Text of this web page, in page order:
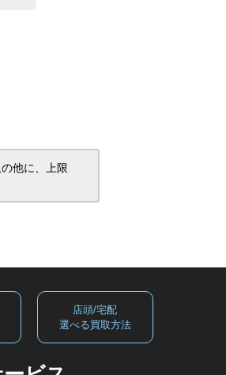
他に、上限
店頭/宅配
選べる買取方法